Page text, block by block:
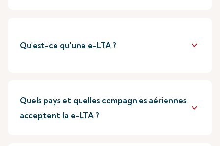
Qu'est-ce qu'une e-LTA ? keyboard_arrow_down
Quels pays et quelles compagnies aériennes
acceptent la e-LTA ?
keyboard_arrow_down